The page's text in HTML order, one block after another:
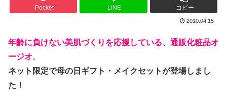
Pocket LINE コピー
2010.04.15
年齢に負けない美肌づくりを応援している、通販化粧品オ
ージオ。
ネット限定で母の日ギフト・メイクセットが登場しまし
た！